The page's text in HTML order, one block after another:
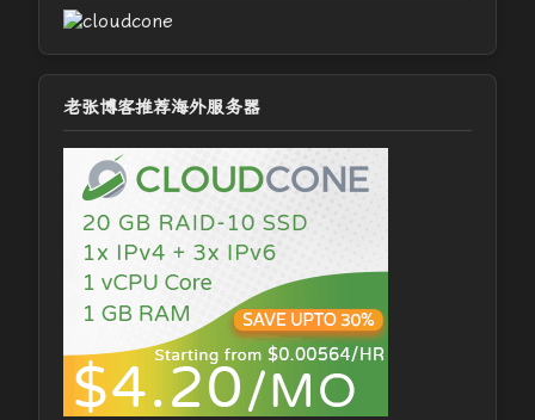
老张博客推荐海外服务器